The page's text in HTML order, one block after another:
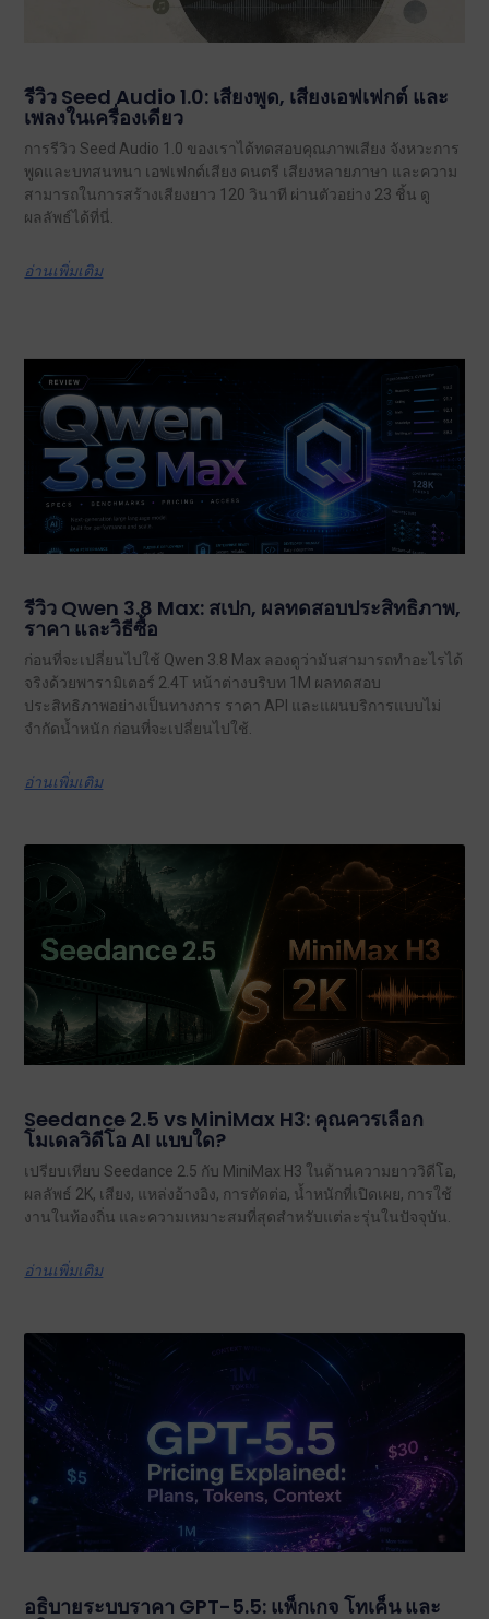
รีวิว Seed Audio 1.0: เสียงพูด, เสียงเอฟเฟกต์ และ
เพลงในเครื่องเดียว
การรีวิว Seed Audio 1.0 ของเราได้ทดสอบคุณภาพเสียง จังหวะการ
พูดและบทสนทนา เอฟเฟกต์เสียง ดนตรี เสียงหลายภาษา และความ
สามารถในการสร้างเสียงยาว 120 วินาที ผ่านตัวอย่าง 23 ชิ้น ดู
ผลลัพธ์ได้ที่นี่.
อ่านเพิ่มเติม
รีวิว Qwen 3.8 Max: สเปก, ผลทดสอบประสิทธิภาพ,
ราคา และวิธีซื้อ
ก่อนที่จะเปลี่ยนไปใช้ Qwen 3.8 Max ลองดูว่ามันสามารถทำอะไรได้
จริงด้วยพารามิเตอร์ 2.4T หน้าต่างบริบท 1M ผลทดสอบ
ประสิทธิภาพอย่างเป็นทางการ ราคา API และแผนบริการแบบไม่
จำกัดน้ำหนัก ก่อนที่จะเปลี่ยนไปใช้.
อ่านเพิ่มเติม
Seedance 2.5 vs MiniMax H3: คุณควรเลือก
โมเดลวิดีโอ AI แบบใด?
เปรียบเทียบ Seedance 2.5 กับ MiniMax H3 ในด้านความยาววิดีโอ,
ผลลัพธ์ 2K, เสียง, แหล่งอ้างอิง, การตัดต่อ, น้ำหนักที่เปิดเผย, การใช้
งานในท้องถิ่น และความเหมาะสมที่สุดสำหรับแต่ละรุ่นในปัจจุบัน.
อ่านเพิ่มเติม
อธิบายระบบราคา GPT-5.5: แพ็กเกจ โทเค็น และ